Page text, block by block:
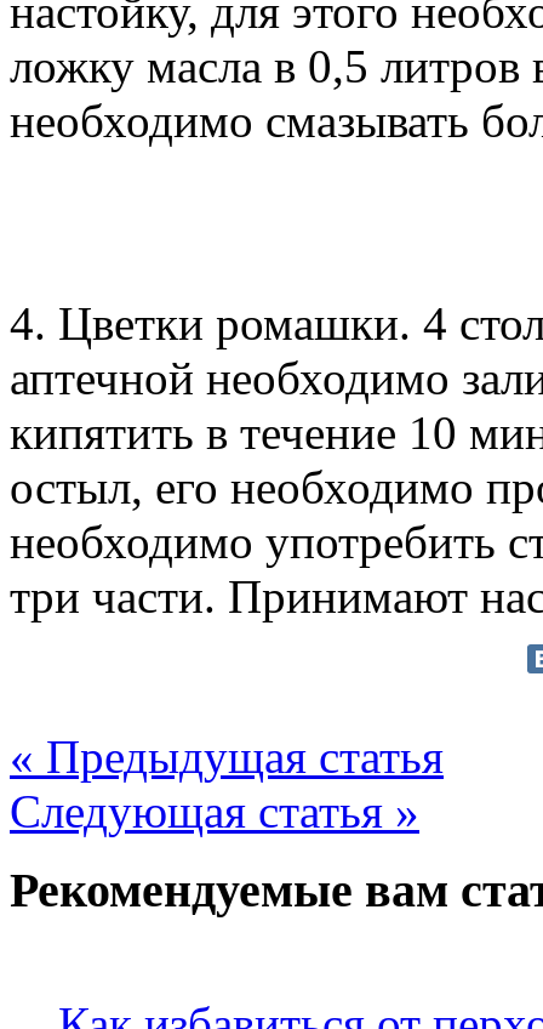
настойку, для этого
ложку масла в 0,5
необходимо смазывать
4. Цветки ромашки. 4
аптечной необходимо
кипятить в течение 10
остыл, его необходимо
необходимо употребить
три части. Принимают
« Предыдущая статья
Следующая статья »
Рекомендуемые вам